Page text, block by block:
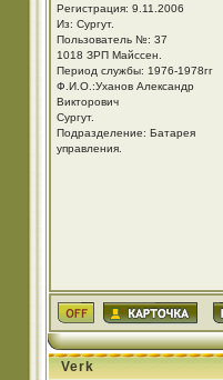
Регистрация: 9.11.2006
Из: Cургут.
Пользователь №: 37
1018 ЗРП Майссен.
Период службы: 1976-1978гг
Ф.И.О.:Уханов Александр
Викторович
Cургут.
Подразделение: Батарея
управления.
Verk